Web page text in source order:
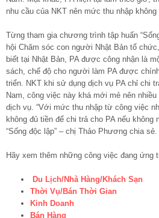
nhu cầu của NKT nên mức thu nhập không
Từng tham gia chương trình tập huấn
hội Chăm sóc con người Nhật Bản tổ
biết tại Nhật Bản, PA được công nhận là
sách, chế độ cho người làm PA được
triển. NKT khi sử dụng dịch vụ PA chỉ chi
Nam, công việc này khá mới mẻ nên
dịch vụ. “Với mức thu nhập từ công việc
không đủ tiền để chi trả cho PA nếu
“Sống độc lập” – chị Thảo Phương chia sẻ.
Hãy xem thêm những công việc đang ứng
Du Lịch/Nhà Hàng/Khách Sạn
Thời Vụ/Bán Thời Gian
Kinh Doanh
Bán Hàng